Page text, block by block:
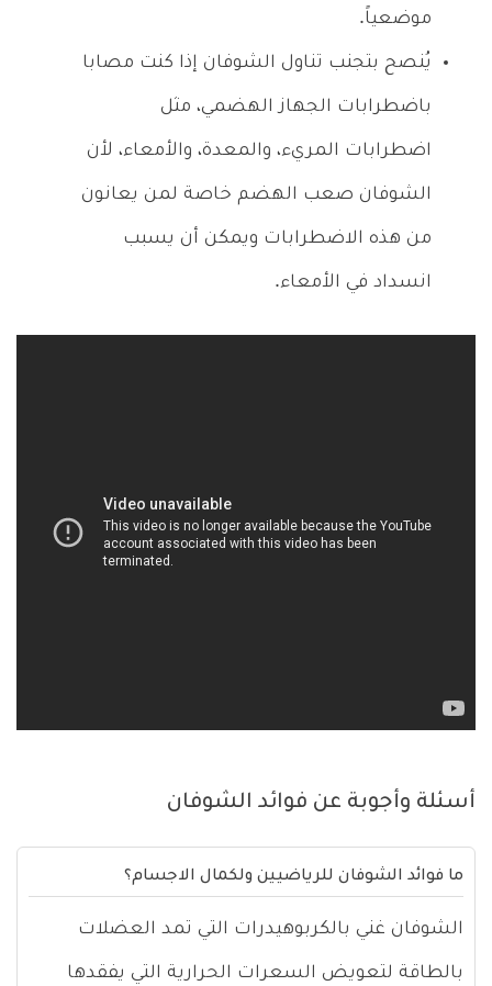
موضعياً.
يُنصح بتجنب تناول الشوفان إذا كنت مصابا
باضطرابات الجهاز الهضمي، مثل
اضطرابات المريء، والمعدة، والأمعاء، لأن
الشوفان صعب الهضم خاصة لمن يعانون
من هذه الاضطرابات ويمكن أن يسبب
انسداد في الأمعاء.
أسئلة وأجوبة عن فوائد الشوفان
ما فوائد الشوفان للرياضيين ولكمال الاجسام؟
الشوفان غني بالكربوهيدرات التي تمد العضلات
بالطاقة لتعويض السعرات الحرارية التي يفقدها